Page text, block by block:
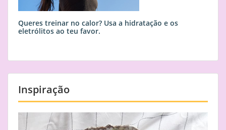
Queres treinar no calor? Usa a hidratação e os
eletrólitos ao teu favor.
Inspiração